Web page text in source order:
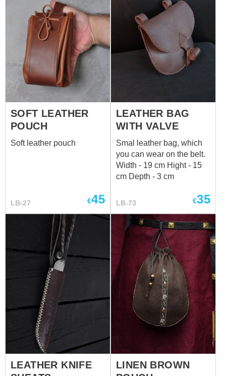
SOFT LEATHER
POUCH
Soft leather pouch
LB-27 €45
LEATHER BAG
WITH VALVE
Smal leather bag, which
you can wear on the belt.
Width - 19 cm Hight - 15
cm Depth - 3 cm
LB-73 €35
LEATHER KNIFE
LINEN BROWN